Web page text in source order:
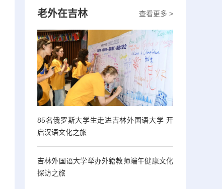
查看更多 >
老外在吉林
85名俄罗斯大学生走进吉林外国语大学 开
启汉语文化之旅
吉林外国语大学举办外籍教师端午健康文化
探访之旅